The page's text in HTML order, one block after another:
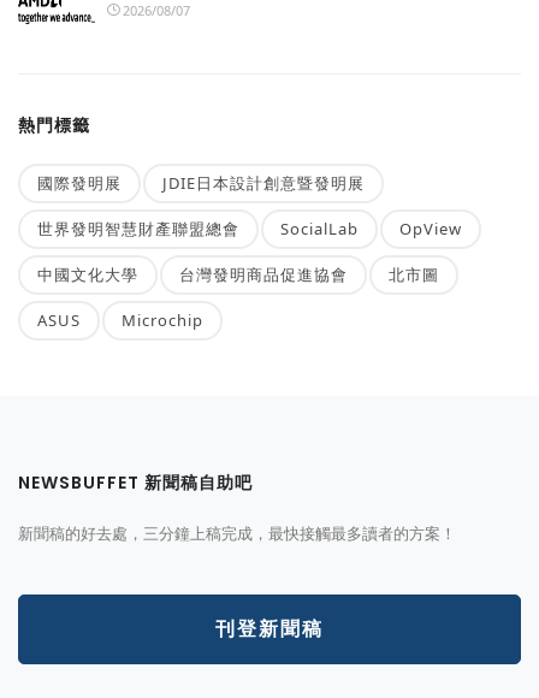
2026/08/07
熱門標籤
國際發明展 JDIE日本設計創意暨發明展
世界發明智慧財產聯盟總會 SocialLab OpView
中國文化大學 台灣發明商品促進協會 北市圖
ASUS Microchip
NEWSBUFFET 新聞稿自助吧
新聞稿的好去處，三分鐘上稿完成，最快接觸最多讀者的方案！
刊登新聞稿